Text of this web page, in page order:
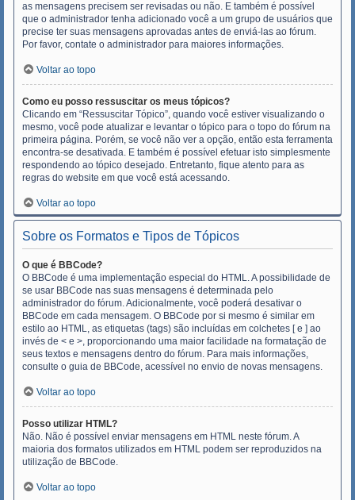
as mensagens precisem ser revisadas ou não. E também é possível
que o administrador tenha adicionado você a um grupo de usuários que
precise ter suas mensagens aprovadas antes de enviá-las ao fórum.
Por favor, contate o administrador para maiores informações.
Voltar ao topo
Como eu posso ressuscitar os meus tópicos?
Clicando em “Ressuscitar Tópico”, quando você estiver visualizando o
mesmo, você pode atualizar e levantar o tópico para o topo do fórum na
primeira página. Porém, se você não ver a opção, então esta ferramenta
encontra-se desativada. E também é possível efetuar isto simplesmente
respondendo ao tópico desejado. Entretanto, fique atento para as
regras do website em que você está acessando.
Voltar ao topo
Sobre os Formatos e Tipos de Tópicos
O que é BBCode?
O BBCode é uma implementação especial do HTML. A possibilidade de
se usar BBCode nas suas mensagens é determinada pelo
administrador do fórum. Adicionalmente, você poderá desativar o
BBCode em cada mensagem. O BBCode por si mesmo é similar em
estilo ao HTML, as etiquetas (tags) são incluídas em colchetes [ e ] ao
invés de < e >, proporcionando uma maior facilidade na formatação de
seus textos e mensagens dentro do fórum. Para mais informações,
consulte o guia de BBCode, acessível no envio de novas mensagens.
Voltar ao topo
Posso utilizar HTML?
Não. Não é possível enviar mensagens em HTML neste fórum. A
maioria dos formatos utilizados em HTML podem ser reproduzidos na
utilização de BBCode.
Voltar ao topo